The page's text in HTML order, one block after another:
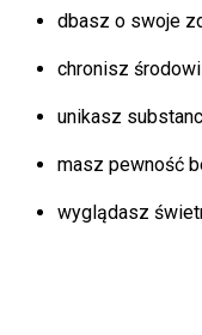
dbasz o swoje
chronisz
unikasz
masz pewność
wyglądasz